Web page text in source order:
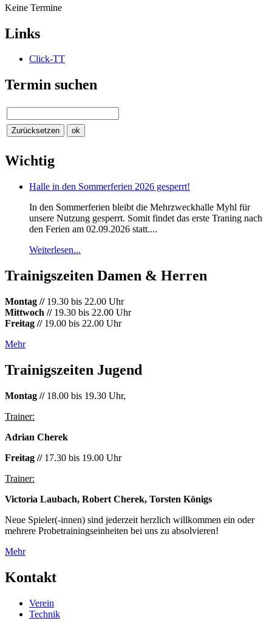
Keine Termine
Links
Click-TT
Termin suchen
Wichtig
Halle in den Sommerferien 2026 gesperrt!
In den Sommerferien bleibt die Mehrzweckhalle Myhl für
unsere Nutzung gesperrt. Somit findet das erste Traning nach
den Ferien am 02.09.2026 statt....
Weiterlesen...
Trainigszeiten Damen & Herren
Montag //19.30 bis 22.00 Uhr
Mittwoch //19.30 bis 22.00 Uhr
Freitag // 19.00 bis 22.00 Uhr
Mehr
Trainigszeiten Jugend
Montag //18.00 bis 19.30 Uhr,
Trainer:
Adrian Cherek
Freitag //17.30 bis 19.00 Uhr
Trainer:
Victoria Laubach, Robert Cherek, Torsten Königs
Neue Spieler(-innen) sind jederzeit herzlich willkommen ein oder
mehrere Probetrainingseinheiten bei uns zu absolvieren!
Mehr
Kontakt
Verein
Technik